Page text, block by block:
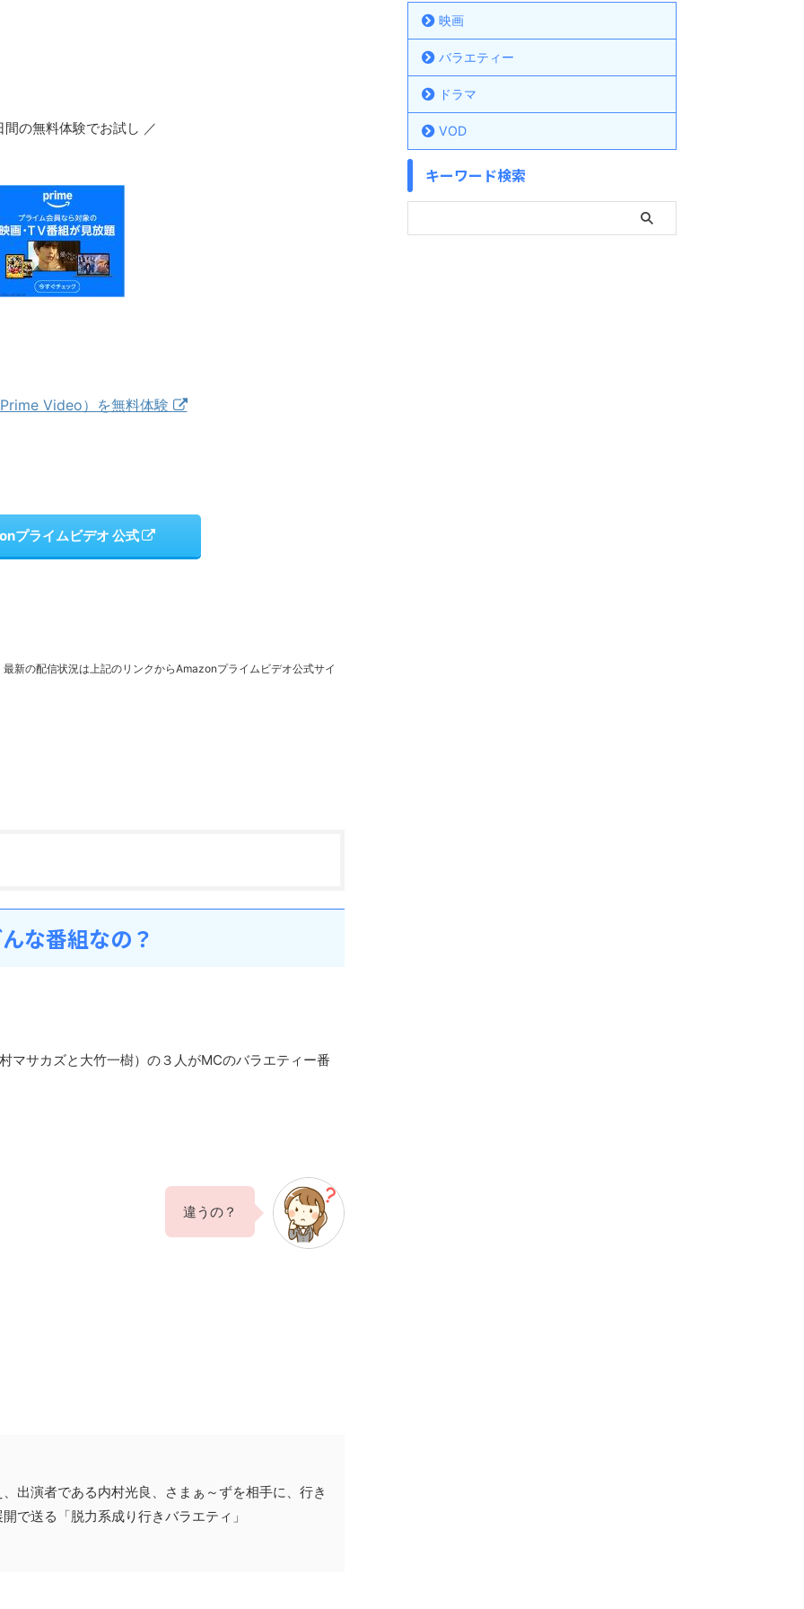
の無料体験でお試し ／
Video）を無料体験
プライムビデオ 公式
新の配信状況は上記のリンクからAmazonプライムビデオ公式サイ
な番組なの？
マサカズと大竹一樹）の３人がMCのバラエティー番
違うの？
出演者である内村光良、さまぁ～ずを相手に、行き
で送る「脱力系成り行きバラエティ」
映画
バラエティー
ドラマ
VOD
キーワード検索